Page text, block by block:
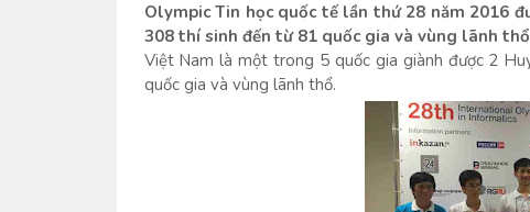
Olympic Tin học quốc tế lần thứ 28 năm 2016
308 thí sinh đến từ 81 quốc gia và vùng lãnh
Việt Nam là một trong 5 quốc gia giành được 2
quốc gia và vùng lãnh thổ.